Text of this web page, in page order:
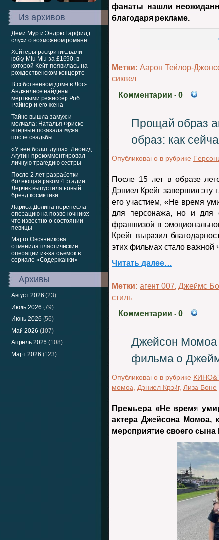
Из архивов
Деми Мур и Эндрю Гарфилд:
слухи о возможном романе
Хейтеры раскритиковали
юбку Miu Miu за £1690, в
которой Кейт появилась на
рождественском концерте
В собственном доме в Лос-
Анджелесе найдены
мёртвыми режиссёр Роб
Райнер и его жена
Тайно вышла замуж и
молчала: Наталья Фриске
впервые показала мужа
после свадьбы
«У нее болит душа»: Леонид
Агутин прокомментировал
личную трагедию сестры
После 2 лет разработки
болеющая раком 4 стадии
Лерчек выпустила новый
бренд косметики
Лариса Долина перенесла
операцию на позвоночнике:
что известно о состоянии
певицы
Марго Овсянникова
отменила пластические
операции из-за съемок в
сериале «Содержанки»
Архивы
Август 2026 (23)
Июль 2026 (79)
Июнь 2026 (56)
Май 2026 (107)
Апрель 2026 (108)
Март 2026 (123)
фанаты нашли
благодаря рекламе.
Метки: Аарон Тейлор-
сиквел
Комментарии - 0
Прощай образ
образ: как
Опубликовано в рубрике
После 15 лет в образе
Дэниел Крейг завершил эту
его участием, «Не время
для персонажа, но и для
франшизой в
Крейг выразил
этих фильмах стало важной
Читать далее…
Метки: агент 007, Джеймс
стиль
Комментарии - 0
Джейсон Момоа
фильма о
Опубликовано в рубрике
момоа
Дэниел Крэйг, Лиза Боне
Премьера «Не время
актера Джейсона Момоа,
мероприятие своего